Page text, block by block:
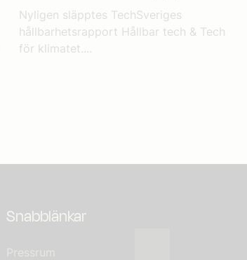
Nyligen släpptes TechSveriges
hållbarhetsrapport Hållbar tech & Tech
för klimatet....
Snabblänkar
Pressrum